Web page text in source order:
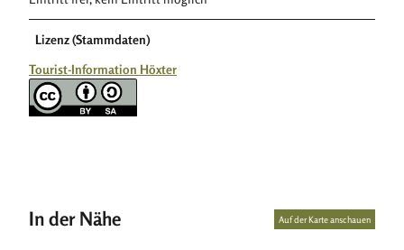
Lizenz (Stammdaten)
Tourist-Information Höxter
In der Nähe Auf der Karte anschauen